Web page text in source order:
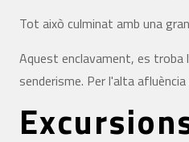
Tot això culminat amb una
Aquest enclavament, es troba
senderisme. Per l'alta